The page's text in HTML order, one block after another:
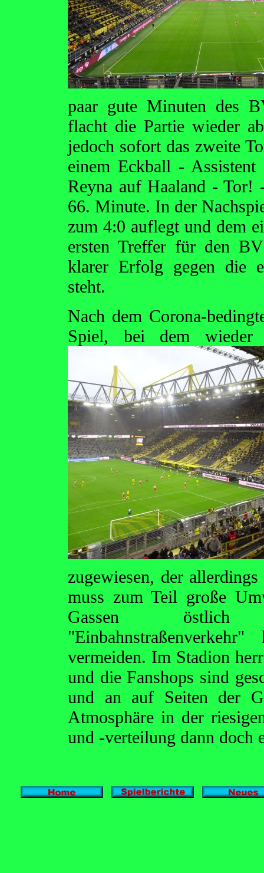
paar gute Minuten des
flacht die Partie wieder
jedoch sofort das zweite
einem Eckball -
Reyna auf Haaland - Tor!
66. Minute. In der
zum 4:0 auflegt und dem
ersten Treffer für den
klarer Erfolg gegen die
steht.
Nach dem Corona-
Spiel, bei dem
zugewiesen, der
muss zum Teil große
Gassen östlich
vermeiden. Im Stadion
und die Fanshops sind
und an auf Seiten der
Atmosphäre in der
und -verteilung dann doch